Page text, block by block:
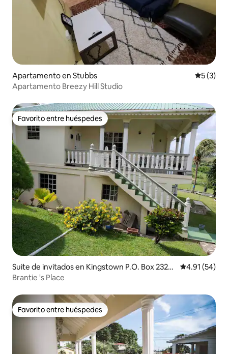
Apartamento en Stubbs
5 (3)
Apartamento Breezy Hill Studio
Favorito entre huéspedes
Favorito entre huéspedes
Suite de invitados en Kingstown P.O. Box 2320
St Vincent West Indies
Calificación
4.91 (54)
Brantie 's Place
Favorito entre huéspedes
Favorito entre huéspedes